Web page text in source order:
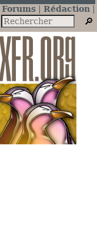
Forums
Rédaction